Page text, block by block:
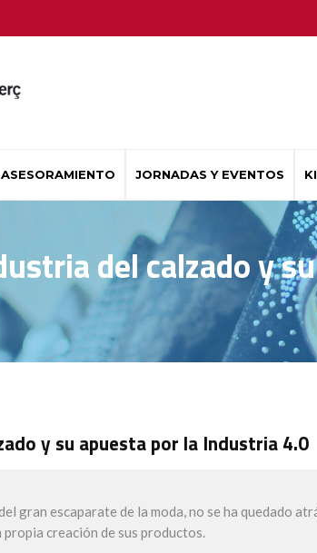
ASESORAMIENTO JORNADAS Y EVENTOS
del calzado y
y su apuesta por la Industria 4.0
gran escaparate de la moda, no se ha quedado
creación de sus productos.